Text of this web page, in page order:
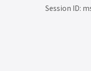
Session ID: